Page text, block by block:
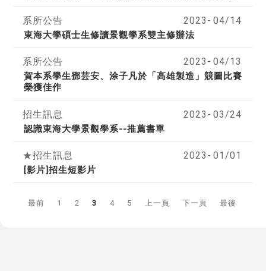
系所公告
東海大學碩士生修讀景觀學系雙主修辦法
2023- 04/14
系所公告
賀本系學生鄧芸安、涂子凡於「高雄製造」競圖比賽
榮獲佳作
2023- 04/13
招生訊息
認識東海大學景觀學系--推薦書單
2023- 03/24
★招生訊息
[影片]招生短影片
2023- 01/01
最前 1 2 3 4 5 上一頁 下一頁 最後